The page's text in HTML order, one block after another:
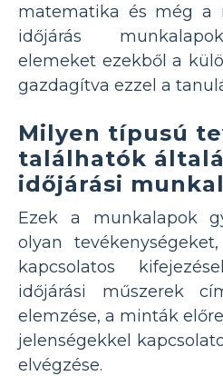
matematika és még a
időjárás
elemeket ezekből a
gazdagítva ezzel a
Milyen típusú
találhatók
időjárási
Ezek a munkalapok
olyan
kapcsolatos
időjárási műszerek
elemzése, a minták
jelenségekkel
elvégzése.